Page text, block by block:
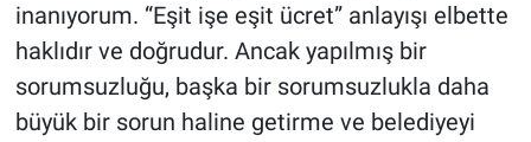
inanıyorum. “Eşit işe eşit ücret” anlayışı elbette
haklıdır ve doğrudur. Ancak yapılmış bir
sorumsuzluğu, başka bir sorumsuzlukla daha
büyük bir sorun haline getirme ve belediyeyi